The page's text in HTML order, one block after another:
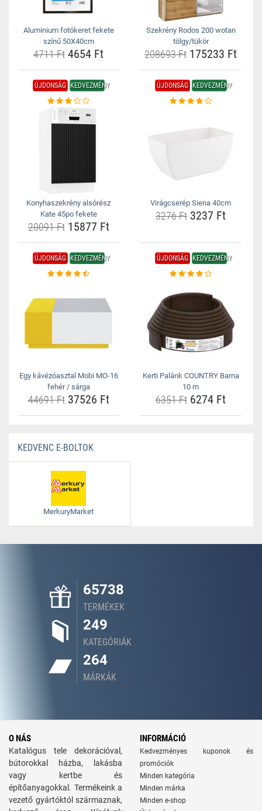
Aluminium fotókeret fekete
színű 50X40cm
4711 Ft 4654 Ft
Szekrény Rodos 200 wotan
tölgy/tükör
208693 Ft 175233 Ft
ÚJDONSÁG KEDVEZMÉNY
Konyhaszekrény alsórész
Kate 45po fekete
20091 Ft15877 Ft
ÚJDONSÁG KEDVEZMÉNY
Virágcserép Siena 40cm
3276 Ft 3237 Ft
ÚJDONSÁG KEDVEZMÉNY
Egy kávézóasztal Mobi MO-16
fehér / sárga
44691 Ft37526 Ft
ÚJDONSÁG KEDVEZMÉNY
Kerti Palánk COUNTRY Barna
10 m
6351 Ft 6274 Ft
KEDVENC E-BOLTOK
MerkuryMarket
65738
TERMÉKEK
249
KATEGÓRIÁK
264
MÁRKÁK
O NÁS
Katalógus tele dekorációval,
bútorokkal házba, lakásba
vagy kertbe és
építőanyagokkal. Termékeink a
vezető gyártóktól származnak,
INFORMÁCIÓ
Kedvezményes kuponok és
promóciók
Minden kategória
Minden márka
Minden e-shop